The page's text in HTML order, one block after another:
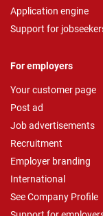
Application engine
Support for
For employers
Your customer page
Post ad
Job advertisements
Recruitment
Employer branding
International
See Company Profile